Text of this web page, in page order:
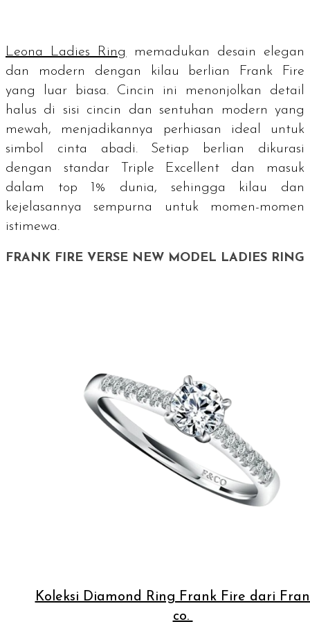
Leona Ladies Ring
memadukan desain elegan
dan modern dengan kilau berlian Frank Fire
yang luar biasa. Cincin ini menonjolkan detail
halus di sisi cincin dan sentuhan modern yang
mewah, menjadikannya perhiasan ideal untuk
simbol cinta abadi. Setiap berlian dikurasi
dengan standar Triple Excellent dan masuk
dalam top 1%
dunia, sehingga kilau dan
kejelasannya sempurna untuk momen-momen
istimewa.
FRANK FIRE VERSE NEW MODEL LADIES RING
Koleksi Diamond Ring Frank Fire dari
co.